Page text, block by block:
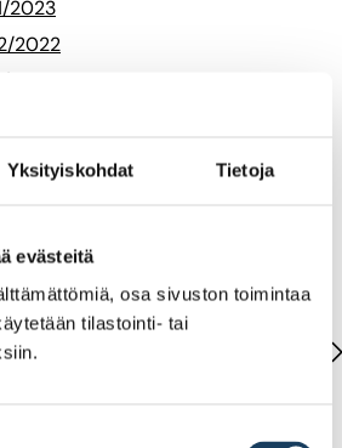
Yksityiskohdat Tietoja
evästeitä
osa sivuston toimintaa
tilastointi- tai
2023
2022
2019
2019